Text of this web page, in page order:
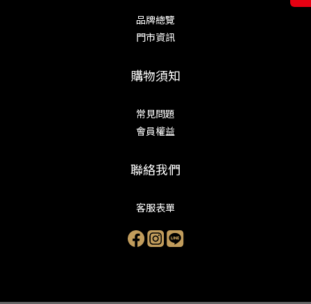
品牌總覽
門市資訊
購物須知
常見問題
會員權益
聯絡我們
客服表單